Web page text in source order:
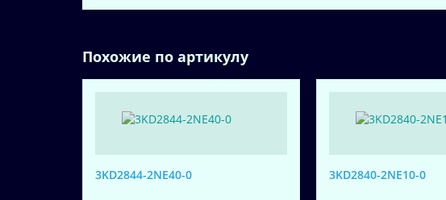
Похожие по артикулу
3KD2844-2NE40-0 3KD2840-2NE10-0